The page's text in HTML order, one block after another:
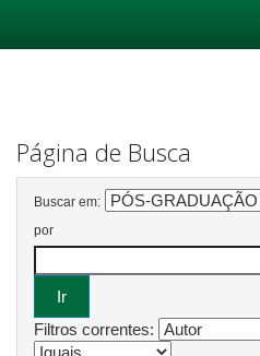
Página de Busca
Buscar em:
por
Filtros correntes: